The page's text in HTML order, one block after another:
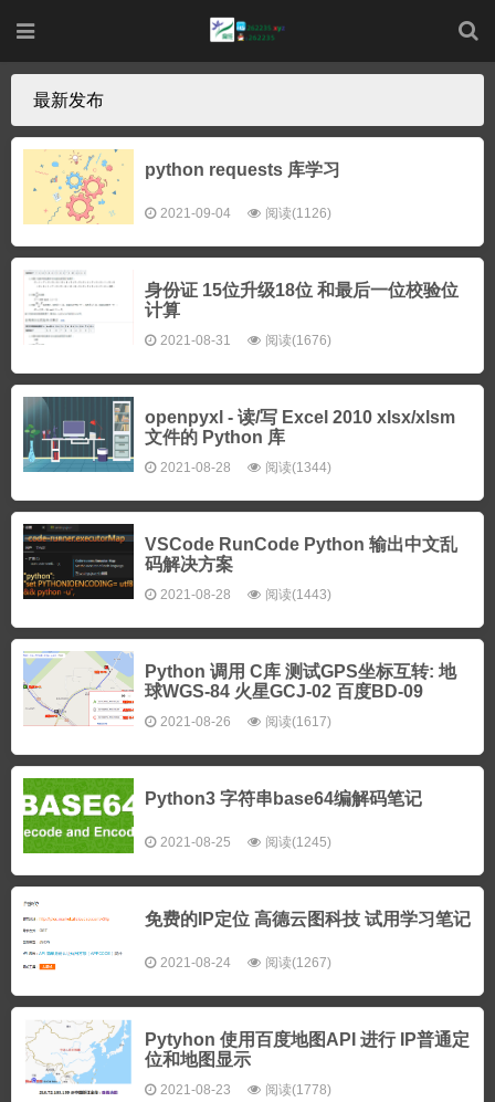
最新发布
python requests 库学习
2021-09-04 阅读(1126)
身份证 15位升级18位 和最后一位校验位
计算
2021-08-31 阅读(1676)
openpyxl - 读/写 Excel 2010 xlsx/xlsm
文件的 Python 库
2021-08-28 阅读(1344)
VSCode RunCode Python 输出中文乱
码解决方案
2021-08-28 阅读(1443)
Python 调用 C库 测试GPS坐标互转: 地
球WGS-84 火星GCJ-02 百度BD-09
2021-08-26 阅读(1617)
Python3 字符串base64编解码笔记
2021-08-25 阅读(1245)
免费的IP定位 高德云图科技 试用学习笔记
2021-08-24 阅读(1267)
Pytyhon 使用百度地图API 进行 IP普通定
位和地图显示
2021-08-23 阅读(1778)